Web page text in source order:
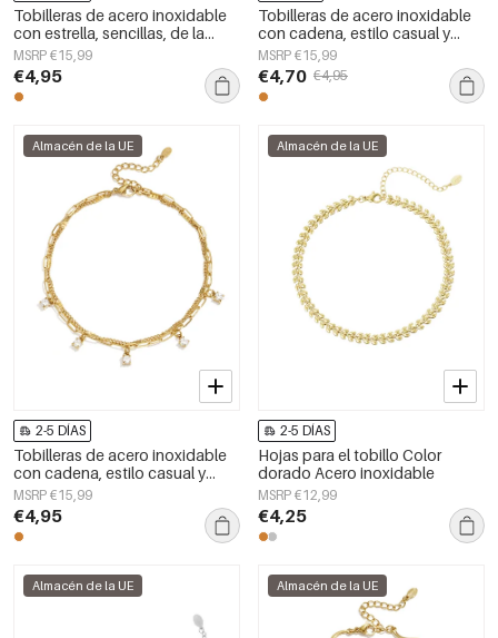
Tobilleras de acero inoxidable
con estrella, sencillas, de la
serie Daily Simple para mujer.
MSRP €15,99
€4,95
Tobilleras de acero inoxidable
con cadena, estilo casual y
sencillo para uso diario, joyería
para mujer.
MSRP €15,99
€4,70 €4,95
Almacén de la UE
2-5 DÍAS
Tobilleras de acero inoxidable
con cadena, estilo casual y
sencillo para uso diario, joyería
para mujer.
MSRP €15,99
€4,95
Almacén de la UE
2-5 DÍAS
Hojas para el tobillo Color
dorado Acero inoxidable
MSRP €12,99
€4,25
Almacén de la UE Almacén de la UE